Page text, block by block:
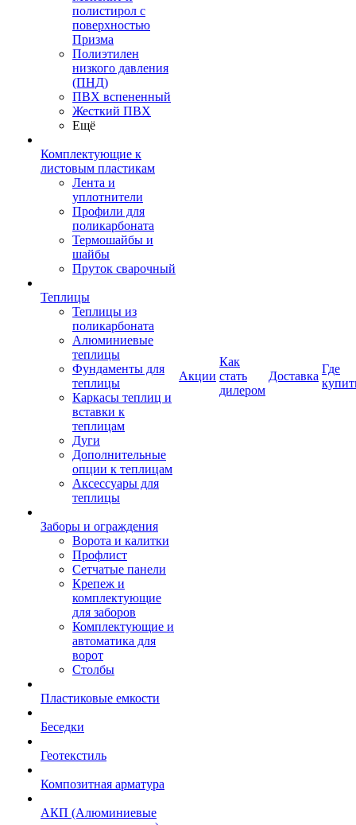
полистирол с
поверхностью
Призма
Полиэтилен
низкого давления
(ПНД)
ПВХ вспененный
Жесткий ПВХ
Ещё
Комплектующие к
листовым пластикам
Лента и
уплотнители
Профили для
поликарбоната
Термошайбы и
шайбы
Пруток сварочный
Теплицы
Теплицы из
поликарбоната
Алюминиевые
теплицы
Фундаменты для
теплицы
Каркасы теплиц и
вставки к
теплицам
Дуги
Дополнительные
опции к теплицам
Аксессуары для
теплицы
Заборы и ограждения
Ворота и калитки
Профлист
Сетчатые панели
Крепеж и
комплектующие
для заборов
Комплектующие и
автоматика для
ворот
Столбы
Пластиковые емкости
Беседки
Геотекстиль
Композитная арматура
АКП (Алюминиевые
Акции
Как
стать
дилером
Доставка
Где